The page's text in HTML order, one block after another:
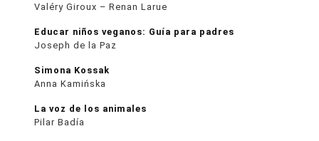
Valéry Giroux – Renan Larue
Educar niños veganos: Guía para padres
Joseph de la Paz
Simona Kossak
Anna Kamińska
La voz de los animales
Pilar Badía